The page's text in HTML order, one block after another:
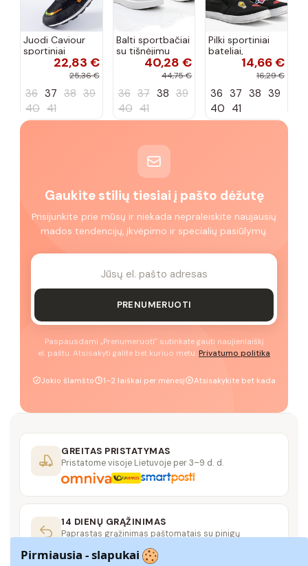
Juodi Caviour
sportiniai
sportbačiai22,83 €
25,36 €
36 37 38 39
40 41
Balti sportbačiai
su tišnėjimu
Peyton40,28 €
44,75 €
36 37 38 39
40 41
Pilki sportiniai
bateliai,
„Justice"14,66 €
16,29 €
36 37 38 39
40 41
Gaukite stilių tiesiai į pašto dėžutę
Prisijunkite prie mūsų ir niekada nepraleiskite naujausių
mados tendencijų, įkvėpimo ir specialių pasiūlymų.
PRENUMERUOTI
Paspausdami „Prenumeruoti" sutinkate gauti naujienlaiškį
el. paštu. Atsisakyti galite bet kuriuo metu. Privatumo politika
Jokio šlamšto 1–2 laiškai per mėnesį Atsisakykite bet kada
GREITAS PRISTATYMAS
Pristatome visoje Lietuvoje per 3–9 d. d.
14 DIENŲ GRĄŽINIMAS
Paprastas grąžinimas paštomatais su pinigų
Pirmiausia - slapukai